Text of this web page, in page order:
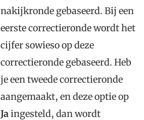
nakijkronde gebaseerd. Bij een
eerste correctieronde wordt het
cijfer sowieso op deze
correctieronde gebaseerd. Heb
je een tweede correctieronde
aangemaakt, en deze optie op
Jaingesteld, dan wordt